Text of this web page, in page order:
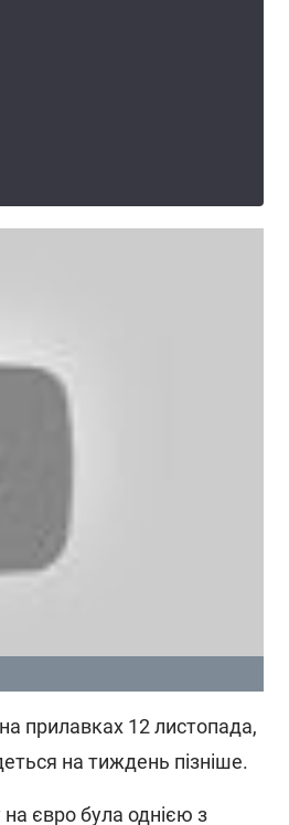
прилавках 12 листопада,
на тиждень пізніше.
на євро була однією з